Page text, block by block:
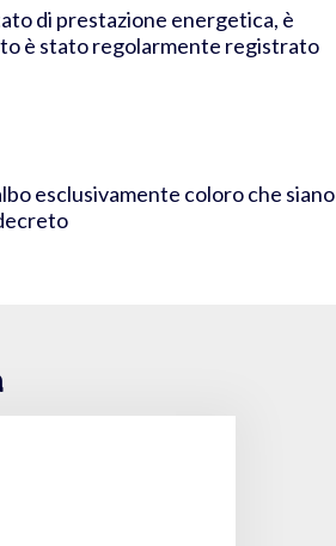
di prestazione energetica, è
è stato regolarmente registrato
esclusivamente coloro che siano